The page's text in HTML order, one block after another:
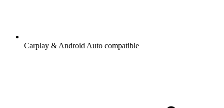
Carplay & Android Auto compatible